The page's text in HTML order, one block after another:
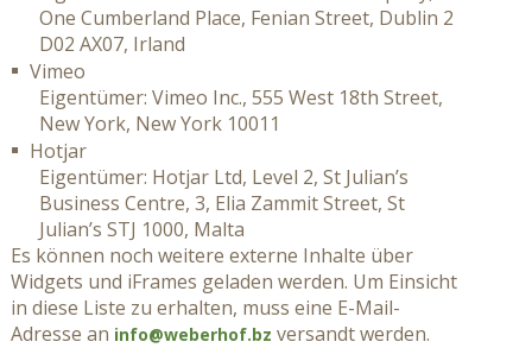
One Cumberland Place, Fenian Street, Dublin 2
D02 AX07, Irland
Vimeo
Eigentümer: Vimeo Inc., 555 West 18th Street,
New York, New York 10011
Hotjar
Eigentümer: Hotjar Ltd, Level 2, St Julian’s
Business Centre, 3, Elia Zammit Street, St
Julian’s STJ 1000, Malta
Es können noch weitere externe Inhalte über
Widgets und iFrames geladen werden. Um Einsicht
in diese Liste zu erhalten, muss eine E-Mail-
Adresse an info@weberhof.bz versandt werden.